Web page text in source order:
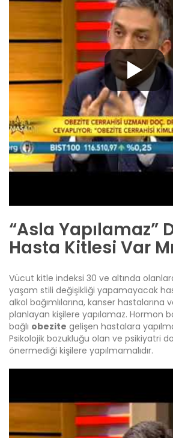
“Asla Yapılamaz”
Hasta Kitlesi Var
Vücut kitle indeksi 30 ve altında
yaşam stili değişikliği yapamayacak
alkol bağımlılarına, kanser hastalarına
planlayan kişilere yapılamaz. Hormon
bağlı obezite gelişen hastalara
Psikolojik bozukluğu olan ve psikiyatri
önermediği kişilere yapılmamalıdır.